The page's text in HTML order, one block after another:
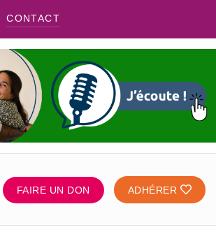
CONTACT
FAIRE UN DON ADHÉRER